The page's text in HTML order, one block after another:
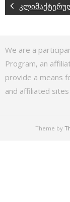
We are a
Program, an
provide a means
and affiliated sites
Theme by